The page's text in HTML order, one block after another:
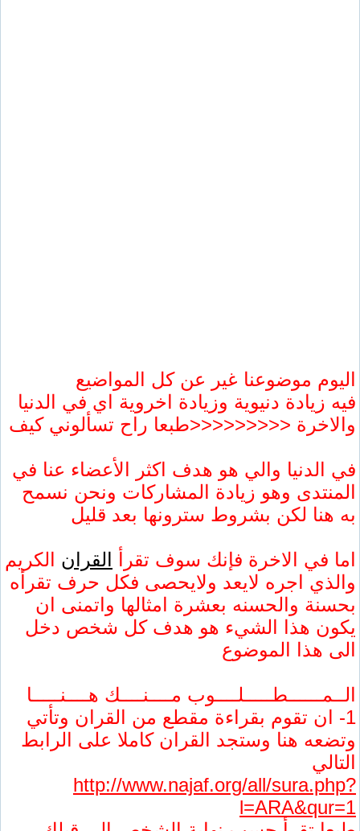
اليوم موضوعنا غير عن كل المواضيع
فيه زيادة دنيوية وزيادة اخروية اي في الدنيا
والاخرة <<<<<<<<<طبعا راح تسألوني كيف
في الدنيا والي هو هدف اكثر الأعضاء عنا في
المنتدى وهو زيادة المشاركات ونحن نسمح
به هنا لكن بشروط سترونها بعد قليل
اما في الاخرة فإنك سوف تقرأ القران الكريم
والذي اجره لايعد ولايحصى فكل حرف تقرأه
بحسنة والحسنه بعشرة امثالها واتمنى ان
يكون هذا الشيء هو هدف كل شخص دخل
الى هذا الموضوع
الــمــــــطـــــلــــوب مــــنــــك هــــنـــــا
1- ان تقوم بقراءة مقطع من القران وتأتي
وتضعه هنا وستجد القران كاملا على الرابط
التالي
http://www.najaf.org/all/sura.php?
l=ARA&qur=1